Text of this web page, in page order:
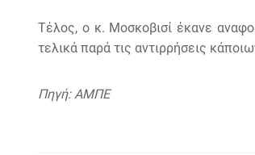
Τέλος, ο κ. Μοσκοβισί έκανε
τελικά παρά τις αντιρρήσεις
Πηγή: ΑΜΠΕ